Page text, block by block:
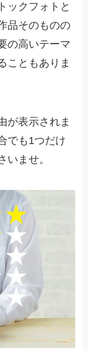
ックフォトと
品そのものの
の高いテーマ
こともありま
が表示されま
でも1つだけ
いませ。